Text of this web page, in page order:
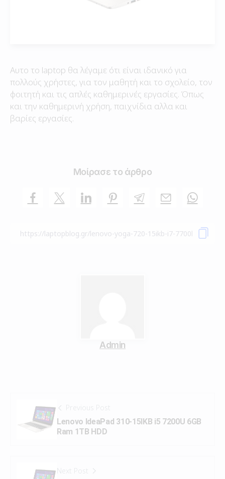
Αυτο το laptop θα λέγαμε ότι είναι ιδανικό για
πολλούς χρήστες, για τον μαθητή και το σχολείο, τον
φοιτητή και τις απλές καθημερινές εργασίες. Όπως
και την καθημερινή χρήση, παιχνίδια αλλα και
βαρίες εργασίες.
Μοίρασε το άρθρο
Admin
Previous Post
Lenovo IdeaPad 310-15IKB i5 7200U 6GB
Ram 1TB HDD
Next Post